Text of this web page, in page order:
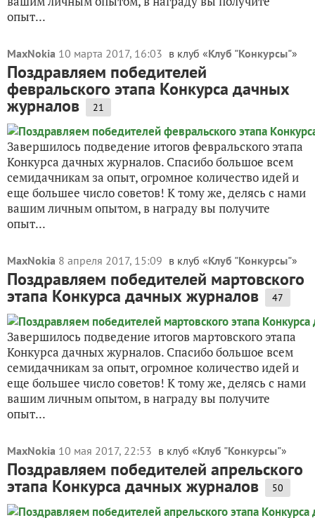
опыт...
MaxNokia 10 марта 2017, 16:03 в клуб «Клуб "Конкурсы"»
Поздравляем победителей
февральского этапа Конкурса дачных
журналов 21
Завершилось подведение итогов февральского этапа
Конкурса дачных журналов. Спасибо большое всем
семидачникам за опыт, огромное количество идей и
еще большее число советов! К тому же, делясь с нами
вашим личным опытом, в награду вы получите
опыт...
MaxNokia 8 апреля 2017, 15:09 в клуб «Клуб "Конкурсы"»
Поздравляем победителей мартовского
этапа Конкурса дачных журналов 47
Завершилось подведение итогов мартовского этапа
Конкурса дачных журналов. Спасибо большое всем
семидачникам за опыт, огромное количество идей и
еще большее число советов! К тому же, делясь с нами
вашим личным опытом, в награду вы получите
опыт...
MaxNokia 10 мая 2017, 22:53 в клуб «Клуб "Конкурсы"»
Поздравляем победителей апрельского
этапа Конкурса дачных журналов 50